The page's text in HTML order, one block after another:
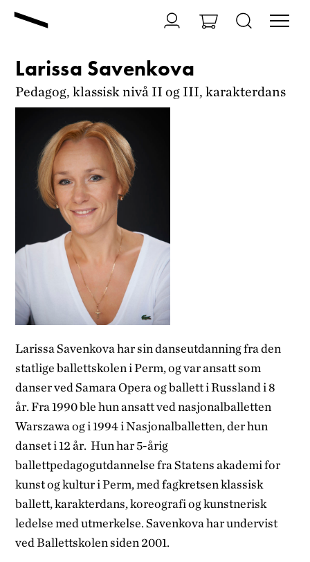
Larissa Savenkova
Pedagog, klassisk nivå II og III, karakterdans
Larissa Savenkova har sin danseutdanning fra den
statlige ballettskolen i Perm, og var ansatt som
danser ved Samara Opera og ballett i Russland i 8
år. Fra 1990 ble hun ansatt ved nasjonalballetten
Warszawa og i 1994 i Nasjonalballetten, der hun
danset i 12 år. Hun har 5-årig
ballettpedagogutdannelse fra Statens akademi for
kunst og kultur i Perm, med fagkretsen klassisk
ballett, karakterdans, koreografi og kunstnerisk
ledelse med utmerkelse. Savenkova har undervist
ved Ballettskolen siden 2001.